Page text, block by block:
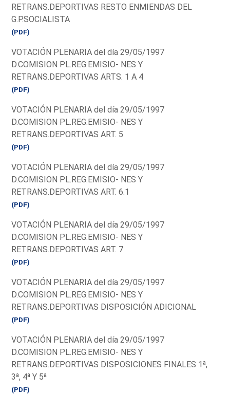
RETRANS.DEPORTIVAS RESTO ENMIENDAS DEL
G.P.SOCIALISTA
(PDF)
VOTACIÓN PLENARIA del día 29/05/1997
D.COMISION PL.REG.EMISIO- NES Y
RETRANS.DEPORTIVAS ARTS. 1 A 4
(PDF)
VOTACIÓN PLENARIA del día 29/05/1997
D.COMISION PL.REG.EMISIO- NES Y
RETRANS.DEPORTIVAS ART. 5
(PDF)
VOTACIÓN PLENARIA del día 29/05/1997
D.COMISION PL.REG.EMISIO- NES Y
RETRANS.DEPORTIVAS ART. 6.1
(PDF)
VOTACIÓN PLENARIA del día 29/05/1997
D.COMISION PL.REG.EMISIO- NES Y
RETRANS.DEPORTIVAS ART. 7
(PDF)
VOTACIÓN PLENARIA del día 29/05/1997
D.COMISION PL.REG.EMISIO- NES Y
RETRANS.DEPORTIVAS DISPOSICIÓN ADICIONAL
(PDF)
VOTACIÓN PLENARIA del día 29/05/1997
D.COMISION PL.REG.EMISIO- NES Y
RETRANS.DEPORTIVAS DISPOSICIONES FINALES 1ª,
3ª, 4ª Y 5ª
(PDF)